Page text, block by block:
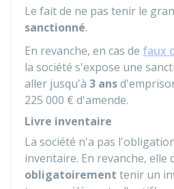
Le fait de ne pas tenir le
sanctionné.
En revanche, en cas de faux
la société s'expose une
aller jusqu'à 3 ans
225 000 € d'amende.
Livre inventaire
La société n'a pas
inventaire. En revanche, elle
obligatoirement tenir un